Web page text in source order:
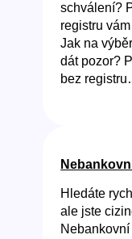
schválení?
registru
Jak na
dát pozor?
bez
Hledáte
ale jste